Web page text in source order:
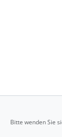
Bitte wenden Sie